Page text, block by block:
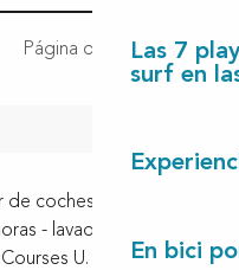
Las 7
surf en
En bici
Página de Facebook
de coches y furgonetas -
- lavado de coches -
U.